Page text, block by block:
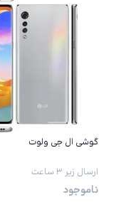
گوشی ال جی ولوت
ارسال زیر ۳ ساعت
ناموجود